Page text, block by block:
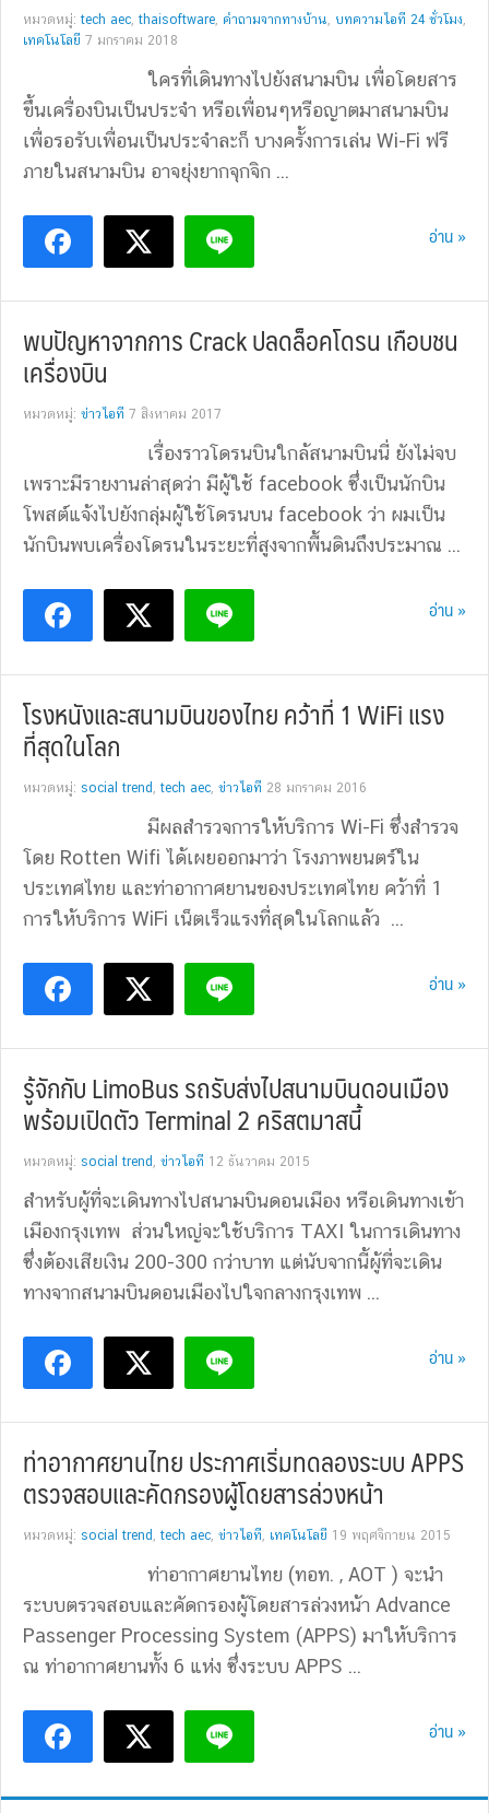
หมวดหมู่:tech aec,thaisoftware, คำถามจากทางบ้าน, บทความไอที 24 ชั่วโมง,
เทคโนโลยี 7 มกราคม 2018
ใครที่เดินทางไปยังสนามบิน เพื่อโดยสาร
ขึ้นเครื่องบินเป็นประจำ หรือเพื่อนๆหรือญาตมาสนามบิน
เพื่อรอรับเพื่อนเป็นประจำละก็ บางครั้งการเล่น Wi-Fi ฟรี
ภายในสนามบิน อาจยุ่งยากจุกจิก ...
อ่าน »
พบปัญหาจากการ Crack ปลดล็อคโดรน เกือบชน
เครื่องบิน
หมวดหมู่: ข่าวไอที 7 สิงหาคม 2017
เรื่องราวโดรนบินใกล้สนามบินนี่ ยังไม่จบ
เพราะมีรายงานล่าสุดว่า มีผู้ใช้ facebook ซึ่งเป็นนักบิน
โพสต์แจ้งไปยังกลุ่มผู้ใช้โดรนบน facebook ว่า ผมเป็น
นักบินพบเครื่องโดรนในระยะที่สูงจากพื้นดินถึงประมาณ ...
อ่าน »
โรงหนังและสนามบินของไทย คว้าที่ 1 WiFi แรง
ที่สุดในโลก
หมวดหมู่: social trend ,tech aec, ข่าวไอที 28 มกราคม 2016
มีผลสำรวจการให้บริการ Wi-Fi ซึ่งสำรวจ
โดย Rotten Wifi ได้เผยออกมาว่า โรงภาพยนตร์ใน
ประเทศไทย และท่าอากาศยานของประเทศไทย คว้าที่ 1
การให้บริการ WiFi เน็ตเร็วแรงที่สุดในโลกแล้ว ...
อ่าน »
รู้จักกับ LimoBus รถรับส่งไปสนามบินดอนเมือง
พร้อมเปิดตัว Terminal 2 คริสตมาสนี้
หมวดหมู่: social trend , ข่าวไอที 12 ธันวาคม 2015
สำหรับผู้ที่จะเดินทางไปสนามบินดอนเมือง หรือเดินทางเข้า
เมืองกรุงเทพ ส่วนใหญ่จะใช้บริการ TAXI ในการเดินทาง
ซึ่งต้องเสียเงิน 200-300 กว่าบาท แต่นับจากนี้ผู้ที่จะเดิน
ทางจากสนามบินดอนเมืองไปใจกลางกรุงเทพ ...
อ่าน »
ท่าอากาศยานไทย ประกาศเริ่มทดลองระบบ APPS
ตรวจสอบและคัดกรองผู้โดยสารล่วงหน้า
หมวดหมู่: social trend ,tech aec, ข่าวไอที, เทคโนโลยี 19 พฤศจิกายน 2015
ท่าอากาศยานไทย (ทอท. , AOT ) จะนำ
ระบบตรวจสอบและคัดกรองผู้โดยสารล่วงหน้า Advance
Passenger Processing System (APPS) มาให้บริการ
ณ ท่าอากาศยานทั้ง 6 แห่ง ซึ่งระบบ APPS ...
อ่าน »